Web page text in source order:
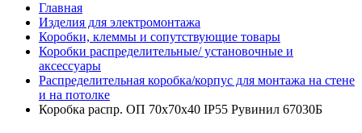
Главная
Изделия для электромонтажа
Коробки, клеммы и сопутствующие товары
Коробки распределительные/ установочные и
аксессуары
Распределительная коробка/корпус для монтажа на стене
и на потолке
Коробка распр. ОП 70х70х40 IP55 Рувинил 67030Б